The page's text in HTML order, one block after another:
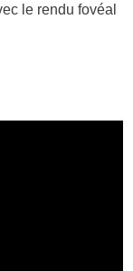
le rendu fovéal